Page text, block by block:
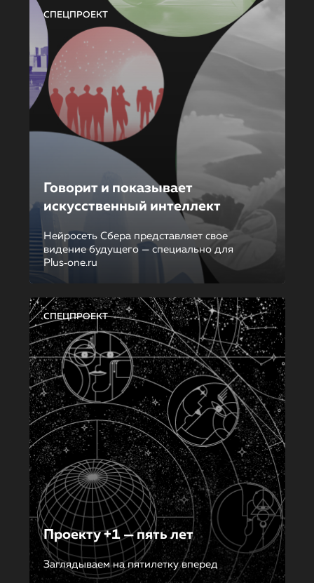
СПЕЦПРОЕКТ
Говорит и показывает
искусственный интеллект
Нейросеть Сбера представляет свое
видение будущего — специально для
Plus‑one.ru
СПЕЦПРОЕКТ
Проекту +1 — пять лет
Заглядываем на пятилетку вперед